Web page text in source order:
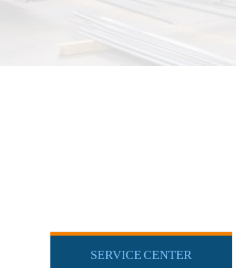
SERVICE CENTER